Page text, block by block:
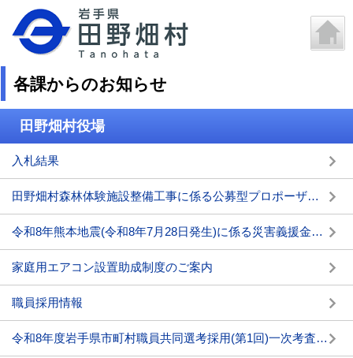
各課からのお知らせ
田野畑村役場
入札結果
田野畑村森林体験施設整備工事に係る公募型プロポーザルの実施について
令和8年熊本地震(令和8年7月28日発生)に係る災害義援金箱の設置について
家庭用エアコン設置助成制度のご案内
職員採用情報
令和8年度岩手県市町村職員共同選考採用(第1回)一次考査の結果について